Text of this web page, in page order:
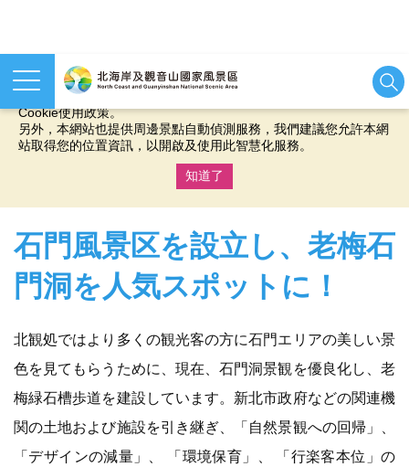
本網站使用cookies等相關技術以持續優化網站服務，並有助於為
您提供更佳的體驗，當您繼續使用本網站即表示您同意我們的
Cookie使用政策。
另外，本網站也提供周邊景點自動偵測服務，我們建議您允許本網
站取得您的位置資訊，以開啟及使用此智慧化服務。
知道了
石門風景区を設立し、老梅石
門洞を人気スポットに！
北観処ではより多くの観光客の方に石門エリアの美しい景
色を見てもらうために、現在、石門洞景観を優良化し、老
梅緑石槽歩道を建設しています。新北市政府などの関連機
関の土地および施設を引き継ぎ、「自然景観への回帰」、
「デザインの減量」、 「環境保育」、 「行楽客本位」の